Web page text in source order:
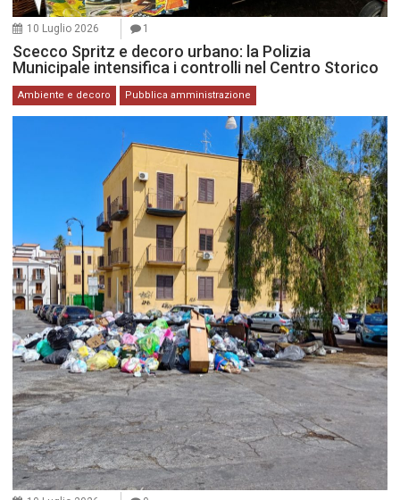
10 Luglio 2026 1
Scecco Spritz e decoro urbano: la Polizia
Municipale intensifica i controlli nel Centro Storico
Ambiente e decoro Pubblica amministrazione